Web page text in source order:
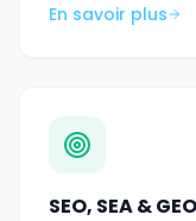
En savoir plus
SEO, SEA & GEO